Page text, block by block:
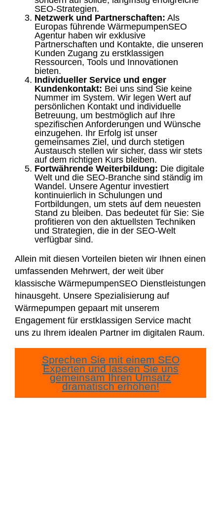
SEO-Strategien.
Netzwerk und Partnerschaften: Als
Europas führende WärmepumpenSEO
Agentur haben wir exklusive
Partnerschaften und Kontakte, die unseren
Kunden Zugang zu erstklassigen
Ressourcen, Tools und Innovationen
bieten.
Individueller Service und enger
Kundenkontakt: Bei uns sind Sie keine
Nummer im System. Wir legen Wert auf
persönlichen Kontakt und individuelle
Betreuung, um bestmöglich auf Ihre
spezifischen Anforderungen und Wünsche
einzugehen. Ihr Erfolg ist unser
gemeinsames Ziel, und durch stetigen
Austausch stellen wir sicher, dass wir stets
auf dem richtigen Kurs bleiben.
Fortwährende Weiterbildung: Die digitale
Welt und die SEO-Branche sind ständig im
Wandel. Unsere Agentur investiert
kontinuierlich in Schulungen und
Fortbildungen, um stets auf dem neuesten
Stand zu bleiben. Das bedeutet für Sie: Sie
profitieren von den aktuellsten Techniken
und Strategien, die in der SEO-Welt
verfügbar sind.
Allein mit diesen Vorteilen bieten wir Ihnen einen
umfassenden Mehrwert, der weit über
klassische WärmepumpenSEO Dienstleistungen
hinausgeht. Unsere Spezialisierung auf
Wärmepumpen gepaart mit unserem
Engagement für erstklassigen Service macht
uns zu Ihrem idealen Partner im digitalen Raum.
Sprechen Sie mit einem SEO
Experten und lassen Sie uns
gemeinsam Ihren Umsatz
dramatisch erhöhen!